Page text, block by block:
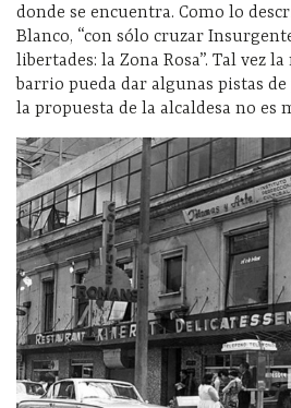
donde se encuentra. Como lo
Blanco, “con sólo cruzar
libertades: la Zona Rosa”. Tal vez
barrio pueda dar algunas pistas
la propuesta de la alcaldesa no es